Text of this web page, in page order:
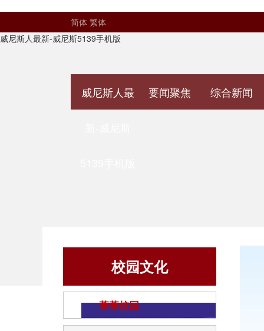
简体 繁体
威尼斯人最新-威尼斯5139手机版
威尼斯人最 要闻聚焦 综合新闻
校园文化
菁菁校园